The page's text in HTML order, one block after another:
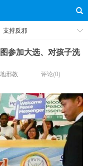
支持反邪
参加大选、对孩子洗
邪教 评论(0)